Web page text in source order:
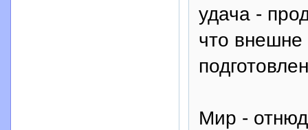
удача -
что
Мир -